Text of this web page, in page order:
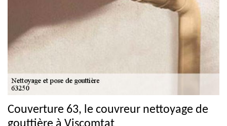
Couverture 63, le couvreur nettoyage de